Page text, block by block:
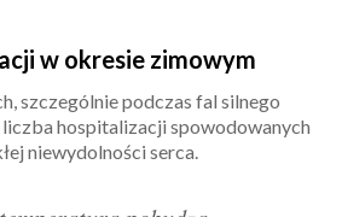
w okresie zimowym
szczególnie podczas fal silnego
hospitalizacji spowodowanych
niewydolności serca.